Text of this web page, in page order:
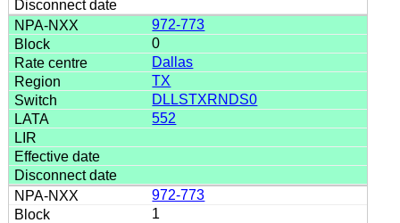
972-773
0
Dallas
TX
DLLSTXRNDS0
552
972-773
1